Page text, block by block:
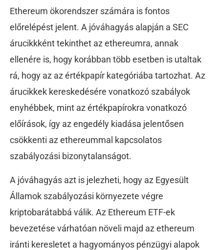
Ethereum ökorendszer számára is fontos
előrelépést jelent. A jóváhagyás alapján a SEC
árucikkként tekinthet az ethereumra, annak
ellenére is, hogy korábban több esetben is utaltak
rá, hogy az az értékpapír kategóriába tartozhat. Az
árucikkek kereskedésére vonatkozó szabályok
enyhébbek, mint az értékpapírokra vonatkozó
előírások, így az engedély kiadása jelentősen
csökkenti az ethereummal kapcsolatos
szabályozási bizonytalanságot.
A jóváhagyás azt is jelezheti, hogy az Egyesült
Államok szabályozási környezete végre
kriptobarátabbá válik. Az Ethereum ETF-ek
bevezetése várhatóan növeli majd az ethereum
iránti keresletet a hagyományos pénzügyi alapok